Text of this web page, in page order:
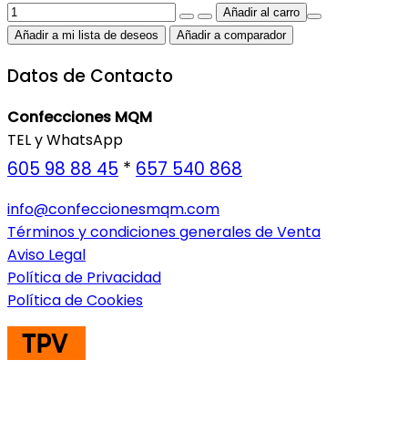
Añadir a mi lista de deseos Añadir a comparador
Datos de Contacto
Confecciones MQM
TEL y WhatsApp
605 98 88 45 * 657 540 868
info@confeccionesmqm.com
Términos y condiciones generales de Venta
Aviso Legal
Política de Privacidad
Política de Cookies